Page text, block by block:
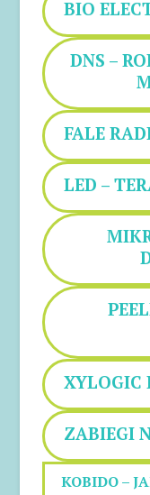
BIO
DNS –
FALE
LED –
XYLOGIC
ZABIEGI
KOBIDO –